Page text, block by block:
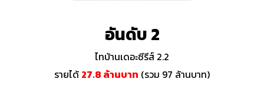
อันดับ 2
ไทบ้านเดอะซีรีส์ 2.2
รายได้ 27.8 ล้านบาท (รวม 97 ล้านบาท)